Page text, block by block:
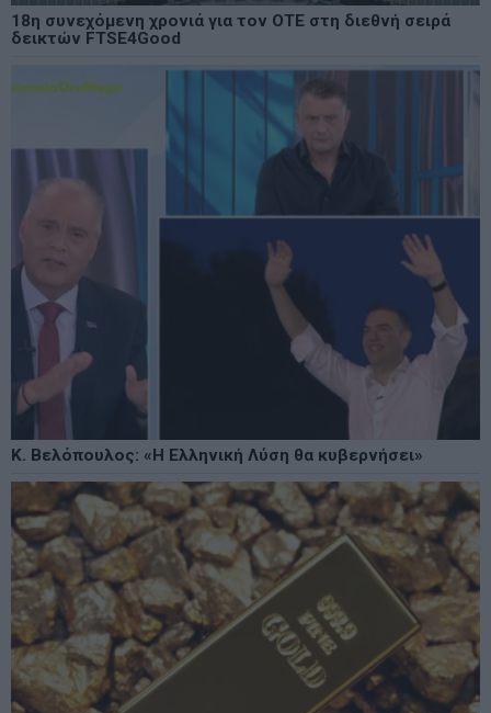
18η συνεχόμενη χρονιά για τον ΟΤΕ στη διεθνή σειρά
δεικτών FTSE4Good
Κ. Βελόπουλος: «Η Ελληνική Λύση θα κυβερνήσει»